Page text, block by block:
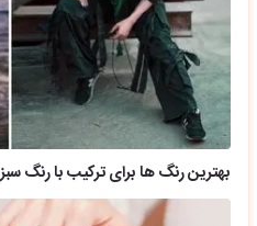
بهترین رنگ ها برای ترکیب با رنگ